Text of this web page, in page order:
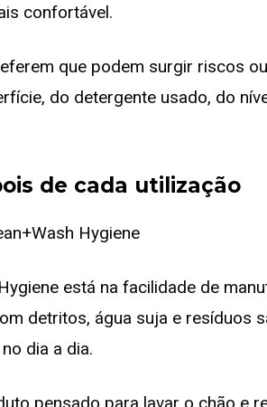
confortável.
que podem surgir riscos
do detergente usado, do
de cada utilização
está na facilidade de
detritos, água suja e resíduos
dia a dia.
pensado para lavar o chão e